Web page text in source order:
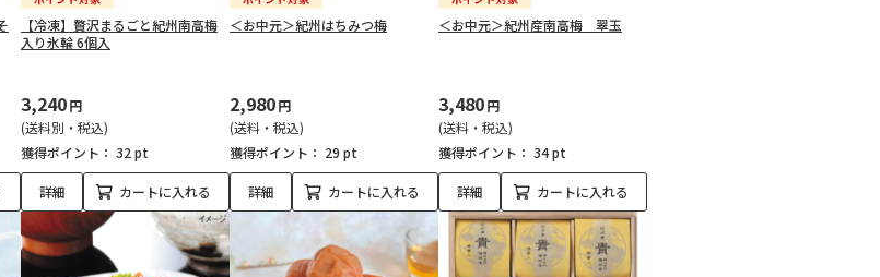
【冷凍】贅沢まるごと紀州南高梅
入り氷輪 6個入
3,240円
(送料別・税込)
獲得ポイント： 32 pt
詳細 カートに入れる
＜お中元＞紀州はちみつ梅
2,980円
(送料・税込)
獲得ポイント： 29 pt
詳細 カートに入れる
＜お中元＞紀州産南高梅 翠玉
3,480円
(送料・税込)
獲得ポイント： 34 pt
詳細 カートに入れる